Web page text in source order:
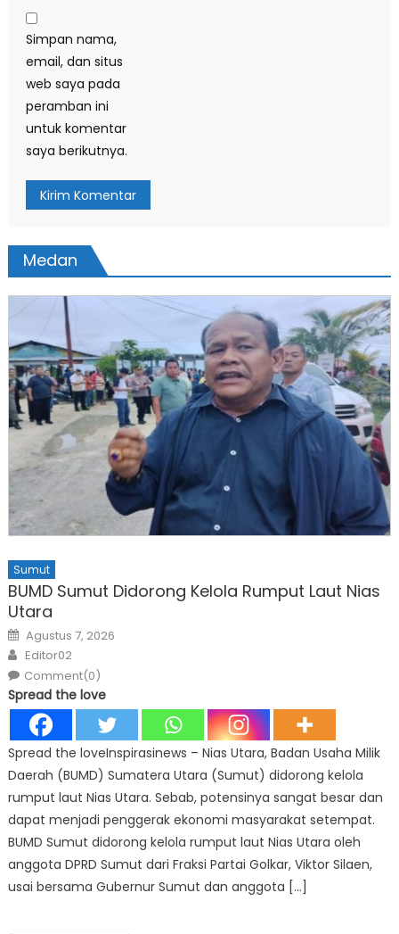
Simpan nama,
email, dan situs
web saya pada
peramban ini
untuk komentar
saya berikutnya.
Medan
Sumut
BUMD Sumut Didorong Kelola Rumput Laut Nias
Utara
Posted
on
Agustus 7, 2026
Author
Editor02
Comment(0)
Spread the love
Spread the loveInspirasinews – Nias Utara, Badan Usaha Milik
Daerah (BUMD) Sumatera Utara (Sumut) didorong kelola
rumput laut Nias Utara. Sebab, potensinya sangat besar dan
dapat menjadi penggerak ekonomi masyarakat setempat.
BUMD Sumut didorong kelola rumput laut Nias Utara oleh
anggota DPRD Sumut dari Fraksi Partai Golkar, Viktor Silaen,
usai bersama Gubernur Sumut dan anggota […]